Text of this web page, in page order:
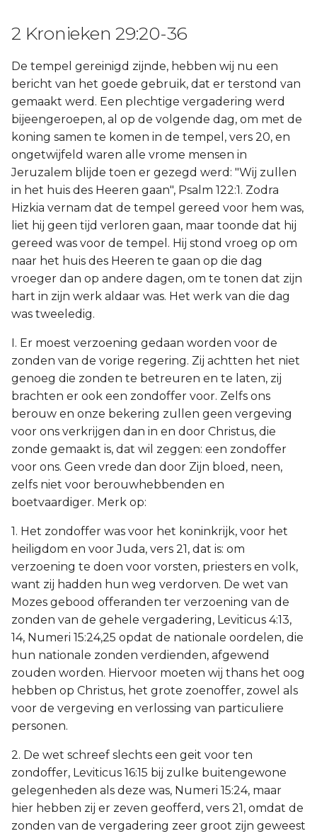
2 Kronieken 29:20-36
De tempel gereinigd zijnde, hebben wij nu een
bericht van het goede gebruik, dat er terstond van
gemaakt werd. Een plechtige vergadering werd
bijeengeroepen, al op de volgende dag, om met de
koning samen te komen in de tempel, vers 20, en
ongetwijfeld waren alle vrome mensen in
Jeruzalem blijde toen er gezegd werd: "Wij zullen
in het huis des Heeren gaan", Psalm 122:1. Zodra
Hizkia vernam dat de tempel gereed voor hem was,
liet hij geen tijd verloren gaan, maar toonde dat hij
gereed was voor de tempel. Hij stond vroeg op om
naar het huis des Heeren te gaan op die dag
vroeger dan op andere dagen, om te tonen dat zijn
hart in zijn werk aldaar was. Het werk van die dag
was tweeledig.
I. Er moest verzoening gedaan worden voor de
zonden van de vorige regering. Zij achtten het niet
genoeg die zonden te betreuren en te laten, zij
brachten er ook een zondoffer voor. Zelfs ons
berouw en onze bekering zullen geen vergeving
voor ons verkrijgen dan in en door Christus, die
zonde gemaakt is, dat wil zeggen: een zondoffer
voor ons. Geen vrede dan door Zijn bloed, neen,
zelfs niet voor berouwhebbenden en
boetvaardiger. Merk op:
1. Het zondoffer was voor het koninkrijk, voor het
heiligdom en voor Juda, vers 21, dat is: om
verzoening te doen voor vorsten, priesters en volk,
want zij hadden hun weg verdorven. De wet van
Mozes gebood offeranden ter verzoening van de
zonden van de gehele vergadering, Leviticus 4:13,
14, Numeri 15:24,25 opdat de nationale oordelen, die
hun nationale zonden verdienden, afgewend
zouden worden. Hiervoor moeten wij thans het oog
hebben op Christus, het grote zoenoffer, zowel als
voor de vergeving en verlossing van particuliere
personen.
2. De wet schreef slechts een geit voor ten
zondoffer, Leviticus 16:15 bij zulke buitengewone
gelegenheden als deze was, Numeri 15:24, maar
hier hebben zij er zeven geofferd, vers 21, omdat de
zonden van de vergadering zeer groot zijn geweest